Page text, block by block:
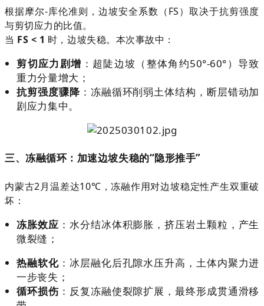
根据摩尔-库伦准则，边坡安全系数（FS）取决于抗剪强度
与剪切应力的比值。
当 FS < 1 时，边坡失稳。本次事故中：
剪切应力剧增 ：超陡边坡（整体角约50°-60°）导致
重力分量增大；
抗剪强度骤降：冻融循环削弱土体结构，断层错动加
剧应力集中。
三、冻融循环：加速边坡失稳的“隐形推手”
内蒙古2月温差达10℃，冻融作用对边坡稳定性产生双重破
坏：
冻胀效应 ：水分结冰体积膨胀，挤压岩土颗粒，产生
微裂缝；
热融软化 ：冰层融化后孔隙水压升高，土体内聚力进
一步丧失；
循环损伤 ：反复冻融使裂隙扩展，最终形成贯通滑移